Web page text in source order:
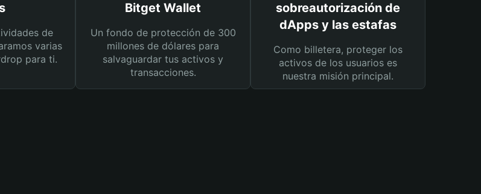
de
varias
para ti.
Bitget Wallet
Un fondo de protección de 300
millones de dólares para
salvaguardar tus activos y
transacciones.
sobreautorización de
dApps y las estafas
Como billetera, proteger los
activos de los usuarios es
nuestra misión principal.